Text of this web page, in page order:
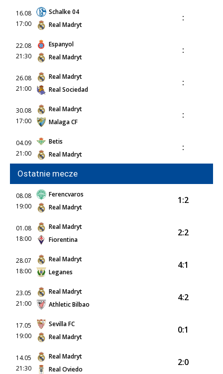
16.08
17:00
Schalke 04
Real Madryt
:
22.08
21:30
Espanyol
Real Madryt
:
26.08
21:00
Real Madryt
Real Sociedad
:
30.08
17:00
Real Madryt
Malaga CF
:
04.09
21:00
Betis
Real Madryt
:
Ostatnie mecze
08.08
19:00
Ferencvaros
Real Madryt
1:2
01.08
18:00
Real Madryt
Fiorentina
2:2
28.07
18:00
Real Madryt
Leganes
4:1
23.05
21:00
Real Madryt
Athletic Bilbao
4:2
17.05
19:00
Sevilla FC
Real Madryt
0:1
14.05
21:30
Real Madryt
Real Oviedo
2:0